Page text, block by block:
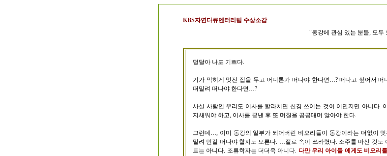
KBS자연다큐멘터리팀 수상소감
"동강에 관심 있는 분들, 모두
덩달아 나도 기쁘다.
기가 막히게 멋진 집을 두고 어디론가 떠나야 한다면…? 떠나고 싶어서 떠
떠밀려 떠나야 한다면…?
사실 사람인 우리도 이사를 할라치면 신경 쓰이는 것이 이만저만 아니다.
지새워야 하고, 이사를 끝낸 후 또 며칠을 끙끙대며 앓아야 한다.
그런데…, 이미 동강의 일부가 되어버린 비오리들이 동강이라는 더없이
밀려 먼길 떠나야 할지도 모른다. …절로 속이 쓰라렸다. 소주를 마신 것도
트는 아니다. 조류학자는 더더욱 아니다. 다만 우리 아이들 에게도 비오리